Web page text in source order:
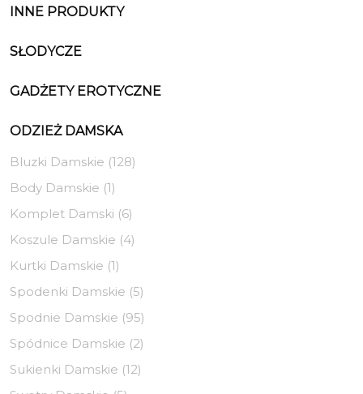
INNE PRODUKTY
SŁODYCZE
GADŻETY EROTYCZNE
ODZIEŻ DAMSKA
Bluzki Damskie (128)
Body Damskie (1)
Komplet Damski (6)
Koszule Damskie (4)
Kurtki Damskie (1)
Spodenki Damskie (5)
Spodnie Damskie (95)
Spódnice Damskie (2)
Sukienki Damskie (12)